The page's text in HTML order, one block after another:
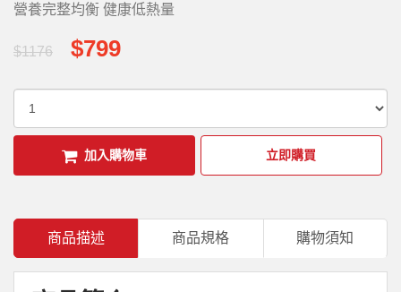
營養完整均衡 健康低熱量
$1176 $799
加入購物車 立即購買
商品描述 商品規格 購物須知